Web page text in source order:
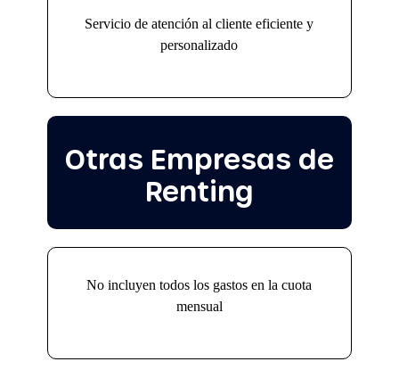
Otras Empresas de
Renting
No incluyen todos los gastos en la cuota
mensual
Servicio de atención al cliente eficiente y
personalizado